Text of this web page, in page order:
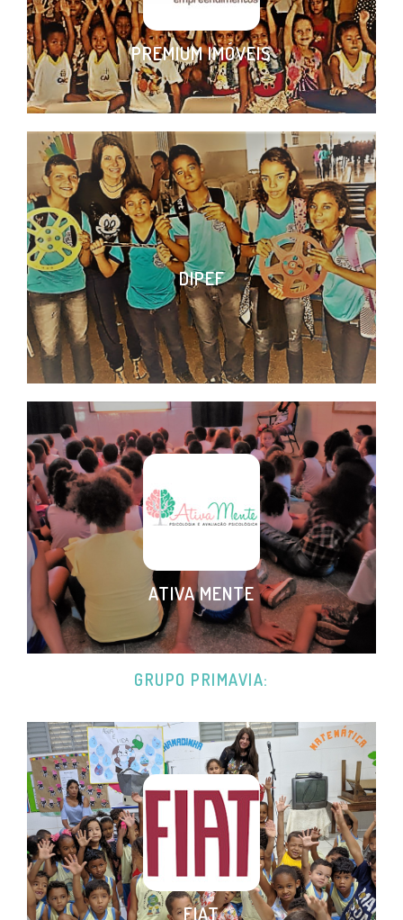
PREMIUM IMÓVEIS
DIPEF
ATIVA MENTE
GRUPO PRIMAVIA:
FIAT